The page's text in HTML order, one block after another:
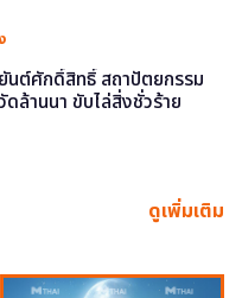
นต์ศักดิ์สิทธิ์ สถาปัตยกรรม
ดล้านนา ขับไล่สิ่งชั่วร้าย
ดูเพิ่มเติม